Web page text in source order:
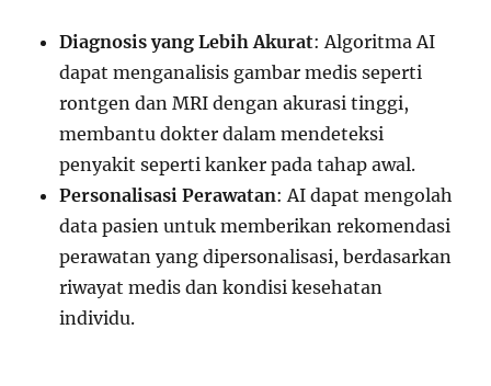
Diagnosis yang Lebih Akurat: Algoritma AI
dapat menganalisis gambar medis seperti
rontgen dan MRI dengan akurasi tinggi,
membantu dokter dalam mendeteksi
penyakit seperti kanker pada tahap awal.
Personalisasi Perawatan: AI dapat mengolah
data pasien untuk memberikan rekomendasi
perawatan yang dipersonalisasi, berdasarkan
riwayat medis dan kondisi kesehatan
individu.